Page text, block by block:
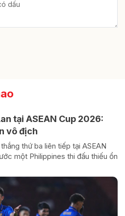
tại ASEAN Cup 2026:
vô địch
thứ ba liên tiếp tại ASEAN
một Philippines thi đấu thiếu ổn